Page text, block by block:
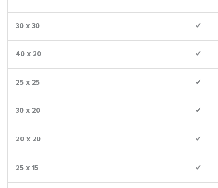
30 x 30 ✔
40 x 20 ✔
25 x 25 ✔
30 x 20 ✔
20 x 20 ✔
25 x 15 ✔